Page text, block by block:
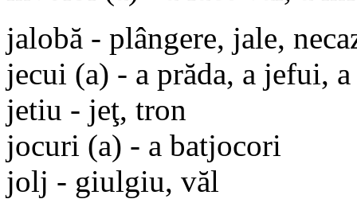
jalobă - plângere, jale,
jecui (a) - a prăda, a jefui,
jetiu - jeţ, tron
jocuri (a) - a batjocori
jolj - giulgiu, văl